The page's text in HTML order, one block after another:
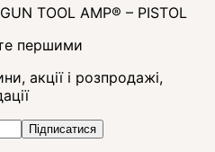
TOOL AMP® – PISTOL
першими
акції і розпродажі,
Підписатися